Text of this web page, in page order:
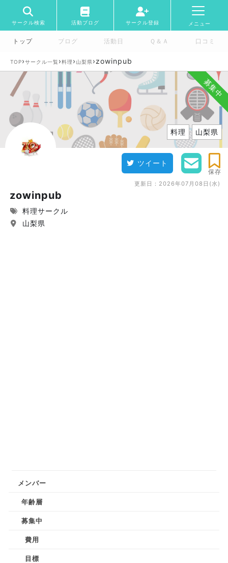
サークル検索 活動ブログ サークル登録 メニュー
トップ ブログ 活動日 Ｑ＆Ａ 口コミ
TOP›サークル一覧 ›料理 ›山梨県›zowinpub
募集中
料理 山梨県
ツイート
保存
更新日： 2026年07月08日(水)
zowinpub
料理サークル
山梨県
メンバー
年齢層
募集中
費用
目標